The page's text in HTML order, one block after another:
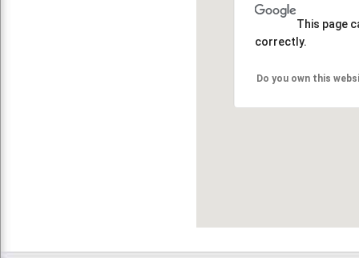
This page
correctly.
Do you own this